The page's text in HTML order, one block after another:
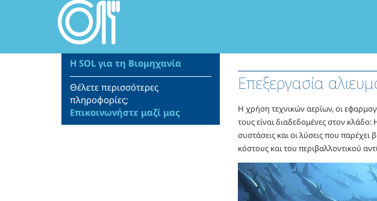
Επεξεργασία
Η χρήση τεχνικών αερίων, οι
τους είναι διαδεδομένες στον κλάδο:
συστάσεις και οι λύσεις που
κόστους και του περιβαλλοντικού
Η SOL για τη Βιομηχανία
Θέλετε περισσότερες
πληροφορίες;
Επικοινωνήστε μαζί μας